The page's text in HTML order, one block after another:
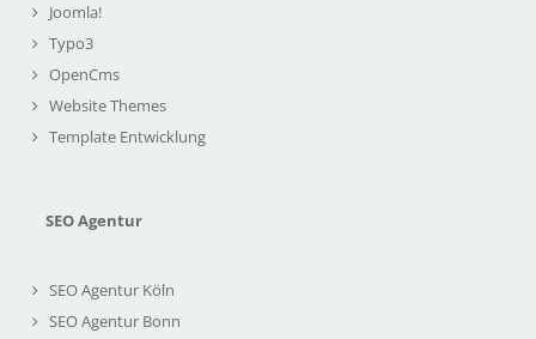
Joomla!
Typo3
OpenCms
Website Themes
Template Entwicklung
SEO Agentur
SEO Agentur Köln
SEO Agentur Bonn